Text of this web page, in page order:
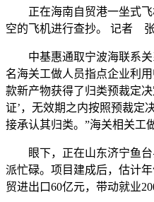
正在海南自贸港一坐式飞
空的飞机进行查抄。 记者 张
中基惠通取宁波海联系关
名海关工做人员指点企业利
款新产物获得了归类预裁定
证’，无效期之内按照预裁定
接承认其归类。”海关相关工
眼下，正在山东济宁鱼台
派忙碌。项目建成后，估计
贸进出口60亿元，带动就业